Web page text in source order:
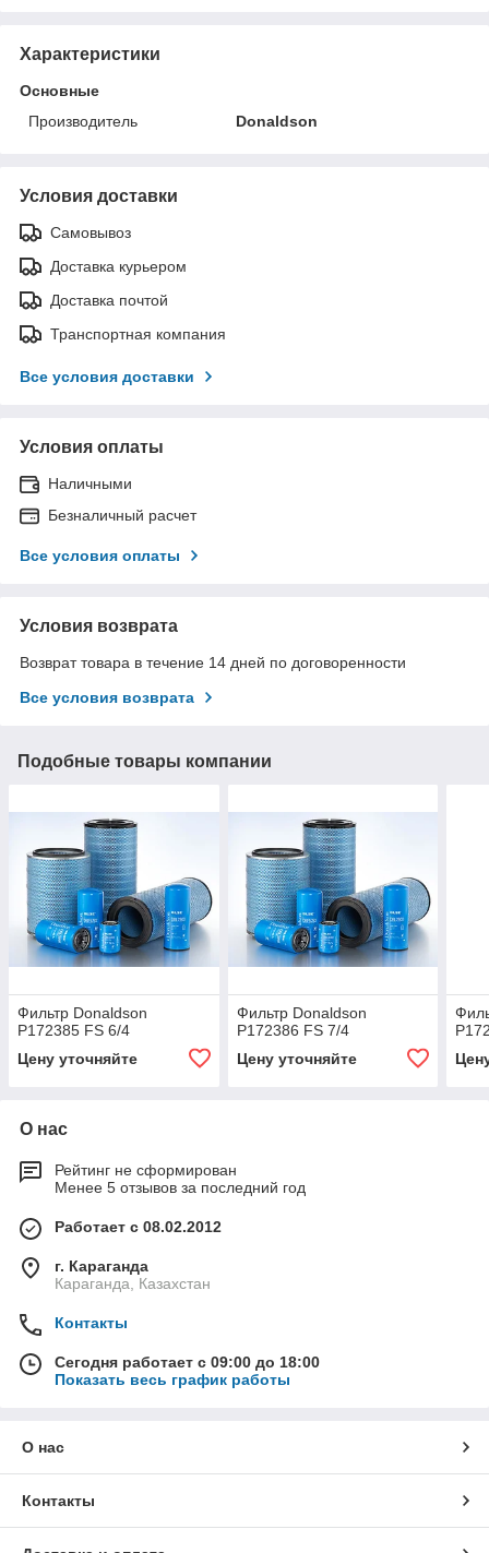
Характеристики
Основные
Производитель
Donaldson
Условия доставки
Самовывоз
Доставка курьером
Доставка почтой
Транспортная компания
Все условия доставки
Условия оплаты
Наличными
Безналичный расчет
Все условия оплаты
Условия возврата
Возврат товара в течение 14 дней по договоренности
Все условия возврата
Подобные товары компании
Фильтр Donaldson
P172385 FS 6/4
Цену уточняйте
Фильтр Donaldson
P172386 FS 7/4
Цену уточняйте
О нас
Рейтинг не сформирован
Менее 5 отзывов за последний год
Работает с 08.02.2012
г. Караганда
Караганда, Казахстан
Контакты
Сегодня работает с 09:00 до 18:00
Показать весь график работы
О нас
Контакты